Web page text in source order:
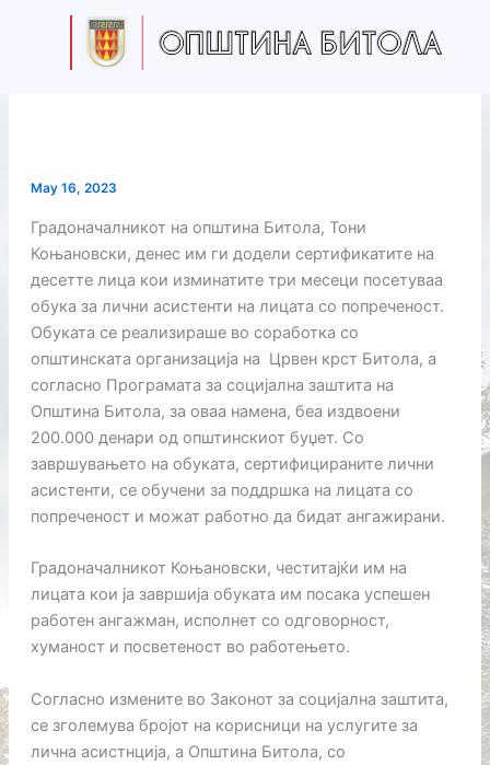
May 16, 2023
Градоначалникот на општина Битола, Тони
Коњановски, денес им ги додели сертификатите на
десетте лица кои изминатите три месеци посетуваа
обука за лични асистенти на лицата со попреченост.
Обуката се реализираше во соработка со
општинската организација на Црвен крст Битола, а
согласно Програмата за социјална заштита на
Општина Битола, за оваа намена, беа издвоени
200.000 денари од општинскиот буџет. Со
завршувањето на обуката, сертифицираните лични
асистенти, се обучени за поддршка на лицата со
попреченост и можат работно да бидат ангажирани.
Градоначалникот Коњановски, честитајќи им на
лицата кои ја завршија обуката им посака успешен
работен ангажман, исполнет со одговорност,
хуманост и посветеност во работењето.
Согласно измените во Законот за социјална заштита,
се зголемува бројот на корисници на услугите за
лична асистнција, а Општина Битола, со